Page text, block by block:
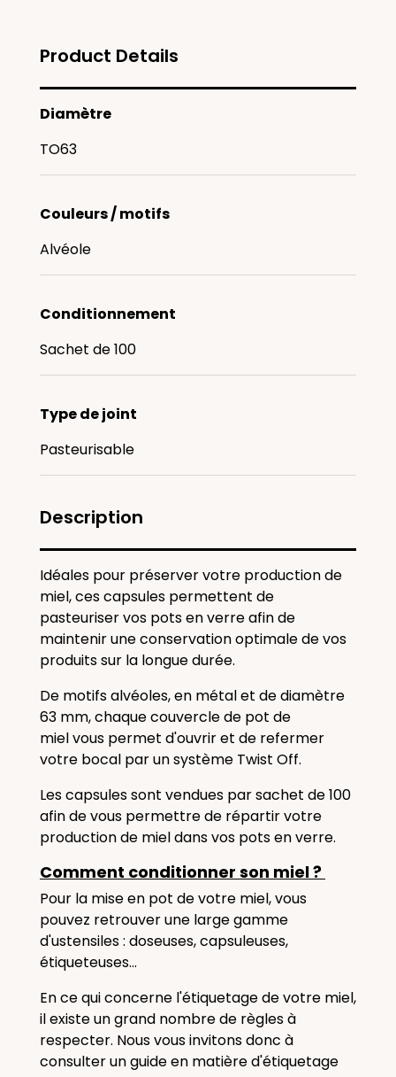
Product Details
Diamètre
TO63
Couleurs / motifs
Alvéole
Conditionnement
Sachet de 100
Type de joint
Pasteurisable
Description
Idéales pour préserver votre production de
miel, ces capsules permettent de
pasteuriser vos pots en verre afin de
maintenir une conservation optimale de vos
produits sur la longue durée.
De motifs alvéoles, en métal et de diamètre
63 mm, chaque couvercle de pot de
miel vous permet d'ouvrir et de refermer
votre bocal par un système Twist Off.
Les capsules sont vendues par sachet de 100
afin de vous permettre de répartir votre
production de miel dans vos pots en verre.
Comment conditionner son miel ?
Pour la mise en pot de votre miel, vous
pouvez retrouver une large gamme
d'ustensiles : doseuses, capsuleuses,
étiqueteuses...
En ce qui concerne l'étiquetage de votre miel,
il existe un grand nombre de règles à
respecter. Nous vous invitons donc à
consulter un guide en matière d'étiquetage